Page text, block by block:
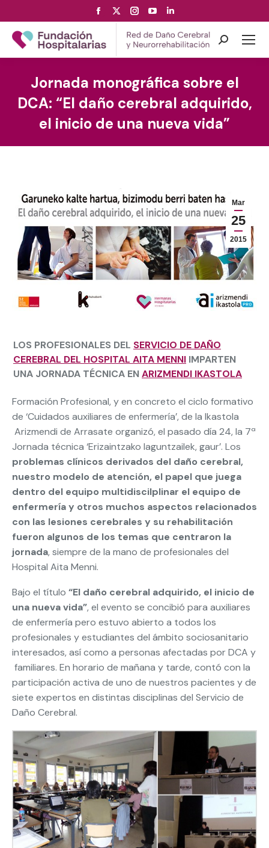
Facebook
page
opens
in
window
page
opens
in
window
Instagram
page
opens
in
window
YouTube
page
opens
in
window
page
opens
in
window
Search:
Jornada monográfica sobre el
DCA: “El daño cerebral adquirido,
el inicio de una nueva vida”
Mar
25
2015
LOS PROFESIONALES DEL SERVICIO DE DAÑO
CEREBRAL DEL HOSPITAL AITA MENNI IMPARTEN
UNA JORNADA TÉCNICA ENARIZMENDI IKASTOLA
Formación Profesional, y en concreto el ciclo formativo
de ‘Cuidados auxiliares de enfermería’, de la Ikastola
Arizmendi de Arrasate organizó, el pasado día 24, la 7ª
Jornada técnica ‘Erizaintzako laguntzailek, gaur’. Los
problemas clínicos derivados del daño cerebral,
nuestro modelo de atención, el papel que juega
dentro del equipo multidiscilplinar el equipo de
enfermería y otros muchos aspectos relacionados
con las lesiones cerebrales y su rehabilitación
fueron algunos de los temas que centraron la
jornada, siempre de la mano de profesionales del
Hospital Aita Menni.
Bajo el título “El daño cerebral adquirido, el inicio de
una nueva vida”, el evento se concibió para auxiliares
de enfermería pero estuvo abierto a todos los
profesionales y estudiantes del ámbito sociosanitario
interesados, así como a personas afectadas por DCA y
familiares. En horario de mañana y tarde, contó con la
participación activa de uno de nuestros pacientes y de
siete expertos en distintas disciplinas del Servicio de
Daño Cerebral.